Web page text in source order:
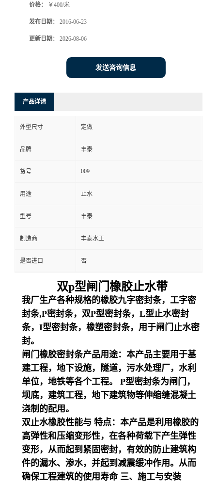
价格： ￥400/米
发布日期： 2016-06-23
更新日期： 2026-08-06
发送咨询信息
产品详请
外型尺寸 定做
品牌 丰泰
货号 009
用途 止水
型号 丰泰
制造商 丰泰水工
是否进口 否
双p型闸门橡胶止水带
我厂生产各种规格的橡胶九字密封条，工字密
封条,P密封条，双P型密封条，L型止水密封
条，I型密封条，橡塑密封条，用于闸门止水密
封。
闸门橡胶密封条产品用途： 本产品主要用于基
建工程，地下设施，隧道，污水处理厂，水利
单位，地铁等各个工程。 P型密封条为闸门，
坝底，建筑工程，地下建筑物等伸缩缝混凝土
浇制的配用。
双止水橡胶性能与 特点： 本产品是利用橡胶的
高弹性和压缩变形性，在各种荷载下产生弹性
变形，从而起到紧固密封，有效的防止建筑构
件的漏水、渗水，并起到减震缓冲作用。从而
确保工程建筑的使用寿命 三、施工与安装